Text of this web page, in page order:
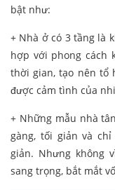
bật như:
+ Nhà ở có 3 tầng là
hợp với phong cách
thời gian, tạo nên tổ
được cảm tình của
+ Những mẫu nhà
gàng, tối giản và
giản. Nhưng không
sang trọng, bắt mắt